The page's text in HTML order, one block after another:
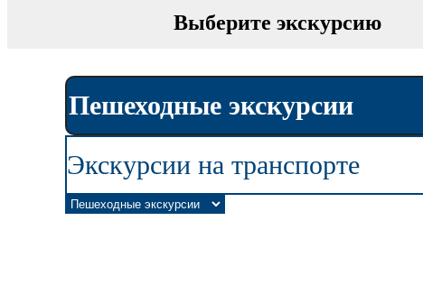
Выберите экскурсию
Пешеходные экскурсии
Экскурсии на транспорте